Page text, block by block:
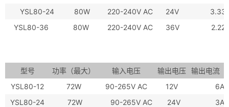
YSL80-24
80W 220-240V AC 24V
YSL80-36
80W 220-240V AC 36V
型号 功率（最大） 输入电压 输出电压 输出电流（
YSL80-12
72W 90-265V AC 12V
6A
YSL80-24
72W 90-265V AC 24V
3A